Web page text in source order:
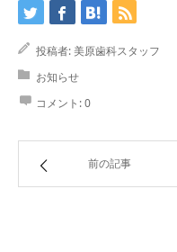
投稿者:美原歯科スタッフ
お知らせ
コメント:0
前の記事